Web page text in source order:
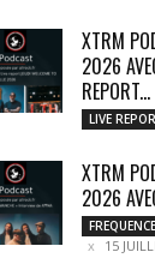
XTRM
2026
REPORT...
LIVE
XTRM
2026
15